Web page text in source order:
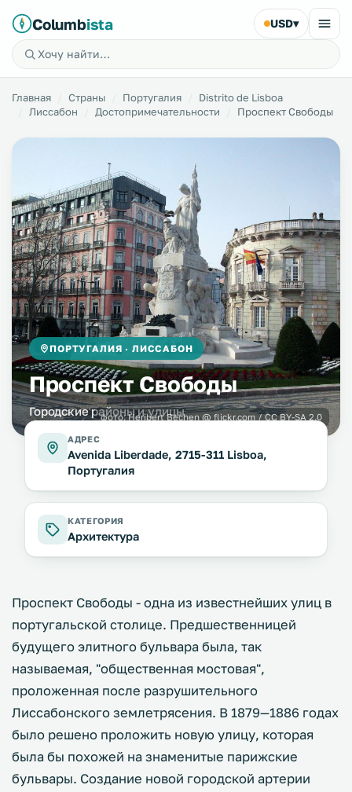
Columbista USD▾
Главная Страны Португалия
Distrito de Lisboa
Лиссабон
Достопримечательности Проспект Свободы
ПОРТУГАЛИЯ · ЛИССАБОН
Проспект Свободы
Городские районы и улицы
фото:Heribert Bechen @ flickr.com / CC BY-SA 2.0
АДРЕС
Avenida Liberdade, 2715-311 Lisboa,
Португалия
КАТЕГОРИЯ
Архитектура
Проспект Свободы - одна из известнейших улиц в
португальской столице. Предшественницей
будущего элитного бульвара была, так
называемая, "общественная мостовая",
проложенная после разрушительного
Лиссабонского землетрясения. В 1879—1886 годах
было решено проложить новую улицу, которая
была бы похожей на знаменитые парижские
бульвары. Создание новой городской артерии